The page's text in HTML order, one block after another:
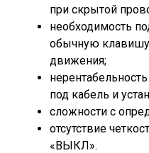
при скрытой
необходимость
обычную
движения;
под кабель и
сложности с
отсутствие
«ВЫКЛ».